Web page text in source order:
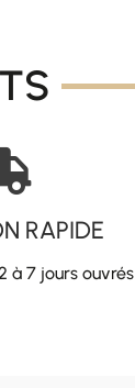
RAPIDE
à 7 jours ouvrés